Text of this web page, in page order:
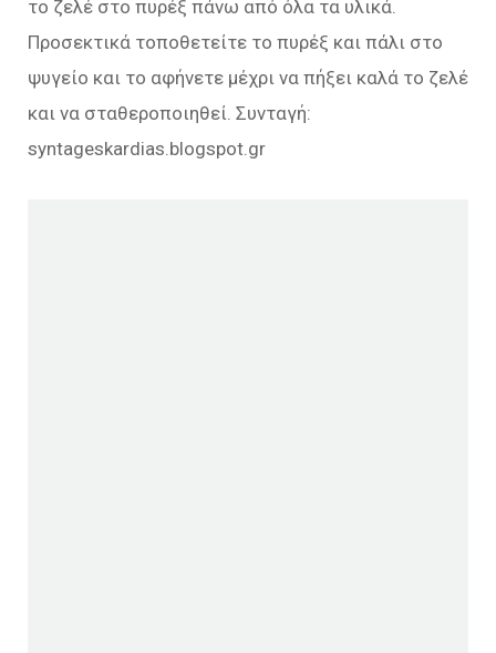
το ζελέ στο πυρέξ πάνω από όλα τα υλικά.
Προσεκτικά τοποθετείτε το πυρέξ και πάλι στο
ψυγείο και το αφήνετε μέχρι να πήξει καλά το ζελέ
και να σταθεροποιηθεί. Συνταγή:
syntageskardias.blogspot.gr